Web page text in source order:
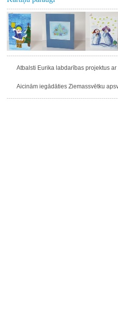
Atbalsti Eurika labdarības projektus
Aicinām iegādāties Ziemassvētku